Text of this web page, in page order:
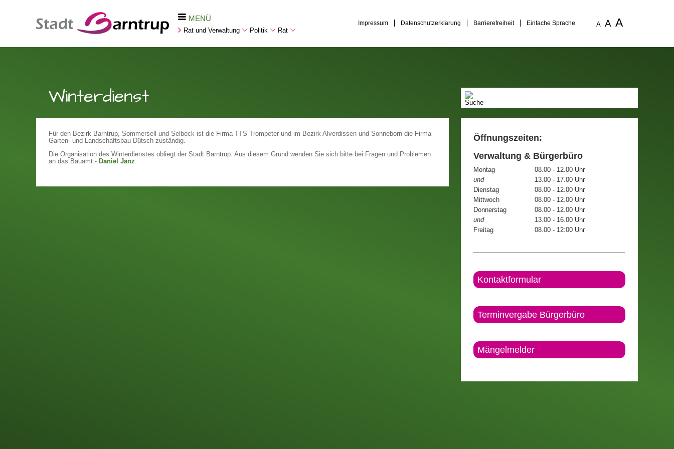
MENÜ
Rat und Verwaltung Politik Rat
Impressum Datenschutzerklärung Barrierefreiheit Einfache Sprache A A A
Winterdienst
Für den Bezirk Barntrup, Sommersell und Selbeck ist die Firma TTS Trompeter und im Bezirk Alverdissen und Sonneborn die Firma
Garten- und Landschaftsbau Dütsch zuständig.
Die Organisation des Winterdienstes obliegt der Stadt Barntrup. Aus diesem Grund wenden Sie sich bitte bei Fragen und Problemen
an das Bauamt - Daniel Janz
Öffnungszeiten:
Verwaltung & Bürgerbüro
Montag
08.00 - 12.00 Uhr
und
13.00 - 17.00 Uhr
Dienstag
08.00 - 12.00 Uhr
Mittwoch
08.00 - 12.00 Uhr
Donnerstag
08.00 - 12.00 Uhr
und
13.00 - 16.00 Uhr
Freitag
08.00 - 12:00 Uhr
Kontaktformular
Terminvergabe Bürgerbüro
Mängelmelder